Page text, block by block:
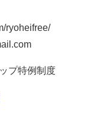
ryoheifree/
プ特例制度